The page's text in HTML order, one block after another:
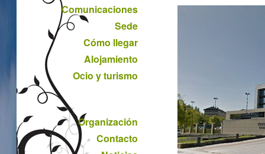
Comunicaciones
Sede
Cómo llegar
Alojamiento
Ocio y turismo
Organización
Contacto